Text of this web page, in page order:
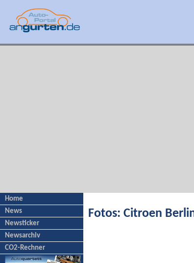
Home
News
Newsticker
Newsarchiv
CO2-Rechner
Fotos: Citroen